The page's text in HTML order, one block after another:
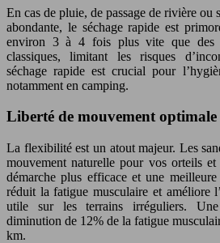
En cas de pluie, de passage de rivière ou
abondante, le séchage rapide est
environ 3 à 4 fois plus vite que des
classiques, limitant les risques
séchage rapide est crucial pour
notamment en camping.
Liberté de mouvement optimale
La flexibilité est un atout majeur. Les
mouvement naturelle pour vos orteils
démarche plus efficace et une
réduit la fatigue musculaire et améliore
utile sur les terrains irréguliers.
diminution de 12% de la fatigue
km.